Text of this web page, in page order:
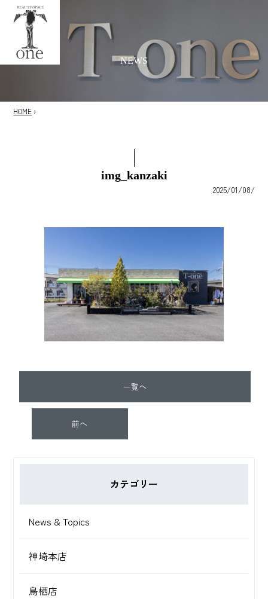
NEWS
HOME ›
img_kanzaki
2025/01/08/
前へ
一覧へ
カテゴリー
News & Topics
神埼本店
鳥栖店